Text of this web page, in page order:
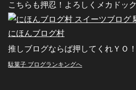
こちらも押忍！よろしくメカドック
にほんブログ村
推しブログならば押してくれＹＯ！
駄菓子 ブログランキングへ